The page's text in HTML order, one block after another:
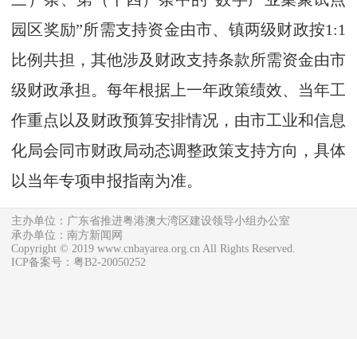
园区奖励”所需支持资金由市、镇两级财政按1:1
比例共担，其他涉及财政支持条款所需资金由市
级财政承担。每年根据上一年政策绩效、当年工
作重点以及财政预算安排情况，由市工业和信息
化局会同市财政局动态调整政策支持方向，具体
以当年专项申报指南为准。
主办单位：广东省推进粤港澳大湾区建设领导小组办公室
承办单位：南方新闻网
Copyright © 2019 www.cnbayarea.org.cn All Rights Reserved.
ICP备案号：粤B2-20050252